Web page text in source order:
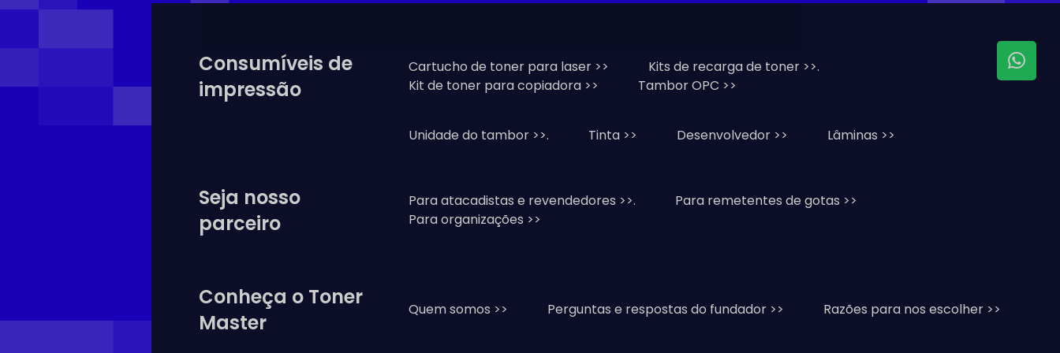
Consumíveis de
impressão
Cartucho de toner para laser >>
Kits de recarga de toner >>.
Kit de toner para copiadora >>
Tambor OPC >>
Unidade do tambor >>. Tinta >> Desenvolvedor >> Lâminas >>
Seja nosso
parceiro
Para atacadistas e revendedores >>.
Para remetentes de gotas >>
Para organizações >>
Conheça o Toner
Master
Quem somos >> Perguntas e respostas do fundador >> Razões para nos escolher >>